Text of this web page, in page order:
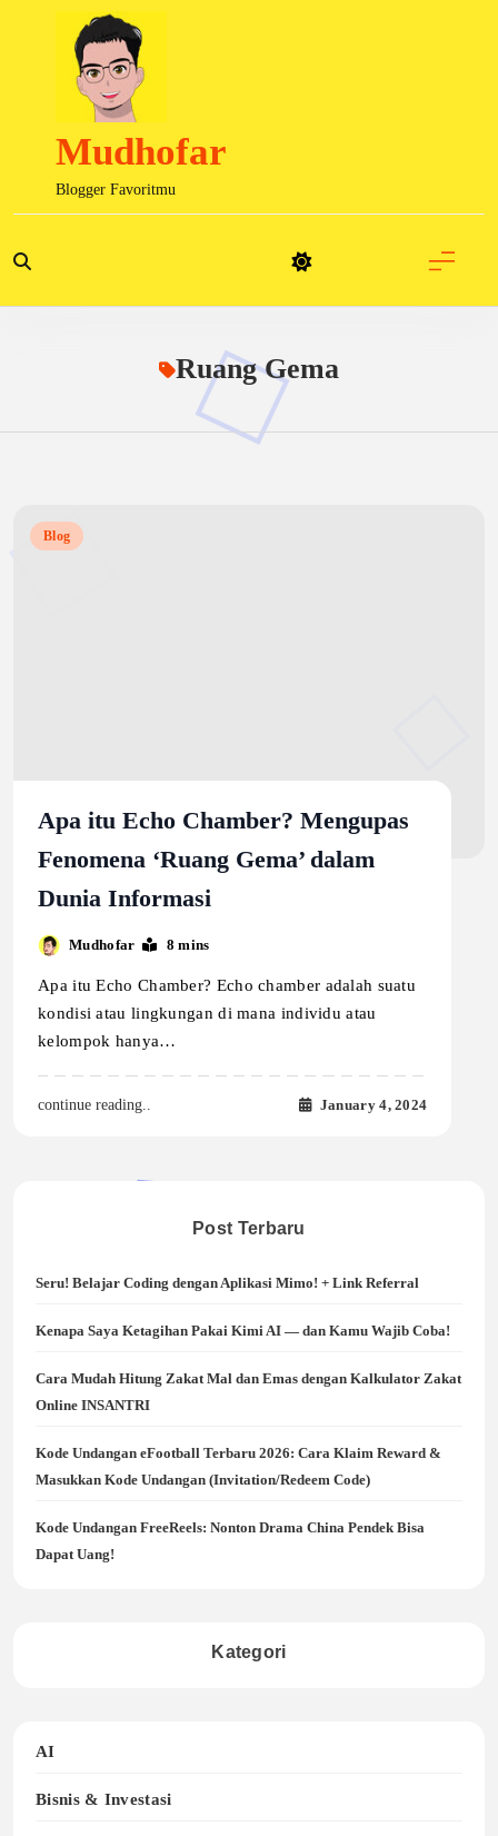
Mudhofar
Blogger Favoritmu
Ruang Gema
Blog
Apa itu Echo Chamber? Mengupas
Fenomena ‘Ruang Gema’ dalam
Dunia Informasi
Mudhofar 8 mins
Apa itu Echo Chamber? Echo chamber adalah suatu
kondisi atau lingkungan di mana individu atau
kelompok hanya…
continue reading.. January 4, 2024
Post Terbaru
Seru! Belajar Coding dengan Aplikasi Mimo! + Link Referral
Kenapa Saya Ketagihan Pakai Kimi AI — dan Kamu Wajib Coba!
Cara Mudah Hitung Zakat Mal dan Emas dengan Kalkulator Zakat
Online INSANTRI
Kode Undangan eFootball Terbaru 2026: Cara Klaim Reward &
Masukkan Kode Undangan (Invitation/Redeem Code)
Kode Undangan FreeReels: Nonton Drama China Pendek Bisa
Dapat Uang!
Kategori
AI
Bisnis & Investasi